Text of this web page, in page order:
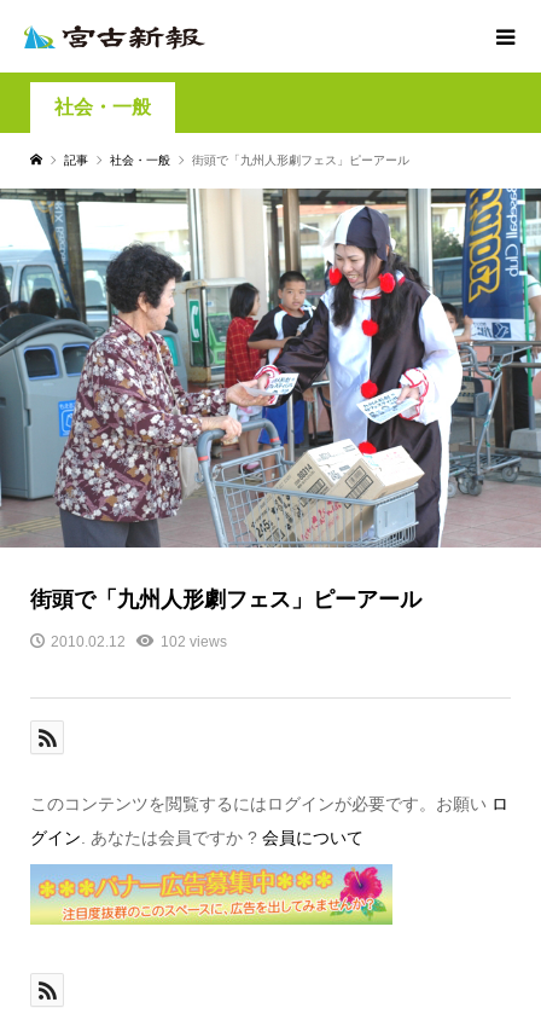
社会・一般
記事 社会・一般 街頭で「九州人形劇フェス」ピーアール
街頭で「九州人形劇フェス」ピーアール
2010.02.12 102 views
このコンテンツを閲覧するにはログインが必要です。お願い ロ
グイン. あなたは会員ですか ? 会員について